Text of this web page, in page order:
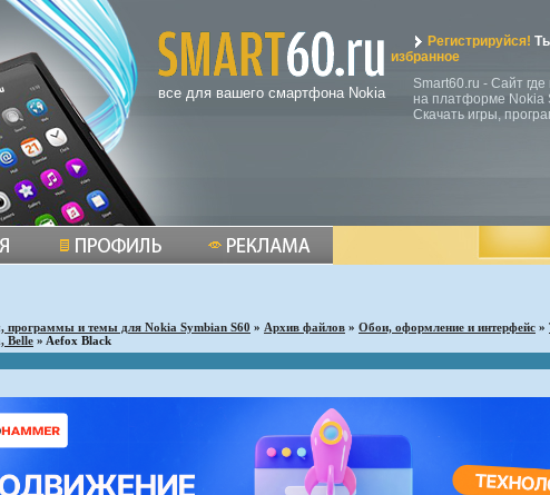
все для вашего смартфона Nokia
Регистрируйся!
избранное
Smart60.ru - Сайт
на платформе Nokia
Скачать игры,
программы и темы для Nokia Symbian S60 » Архив файлов » Обои, оформление и интерфейс »
Belle » Aefox Black